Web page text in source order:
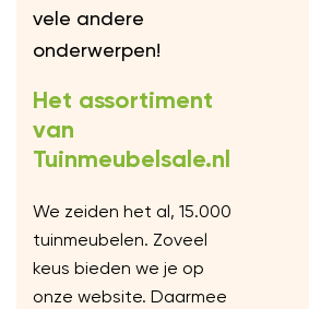
vele andere
onderwerpen!
Het assortiment
van
Tuinmeubelsale.nl
We zeiden het al, 15.000
tuinmeubelen. Zoveel
keus bieden we je op
onze website. Daarmee